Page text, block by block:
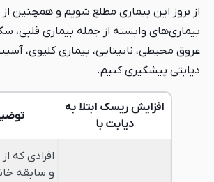
از بروز این بیماری مطلع شویم و همچنین از
بیماری‌های وابسته از جمله بیماری قلبی،
عروق محیطی، نابینایی، بیماری کلیوی،
دیابتی پیشگیری کنیم.
افزایش ریسک ابتلا به
دیابت با
افرادی که
و سابقه